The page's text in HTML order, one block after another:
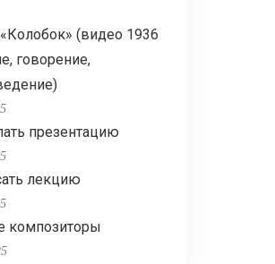
(видео 1936
говорение,
презентацию
лекцию
композиторы